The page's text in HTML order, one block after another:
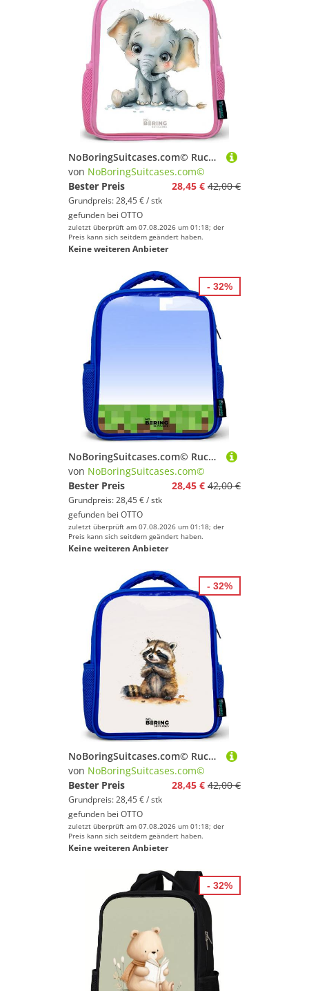
NoBoringSuitcases.com© Rucksack Rosa - Baby-Elefant, Kinderrucksack, Schulrucksack, Freizeitrucksack, Mädchen, Kindergarten
von NoBoringSuitcases.com©
Bester Preis
28,45 € 42,00 €
Grundpreis: 28,45 € / stk
gefunden bei OTTO
zuletzt überprüft am 07.08.2026 um 01:18; der
Preis kann sich seitdem geändert haben.
Keine weiteren Anbieter
NoBoringSuitcases.com© Rucksack Blau - Pixel-Welt, Kinderrucksack, Schulrucksack, Freizeitrucksack, Jungen, Kindergarten
von NoBoringSuitcases.com©
Bester Preis
28,45 € 42,00 €
Grundpreis: 28,45 € / stk
gefunden bei OTTO
zuletzt überprüft am 07.08.2026 um 01:18; der
Preis kann sich seitdem geändert haben.
Keine weiteren Anbieter
- 32%
NoBoringSuitcases.com© Rucksack Blau - Waschbär - Aquarelle - Tiere, Kinderrucksack, Schulrucksack, Freizeitrucksack, Jungen, Kindergarten
von NoBoringSuitcases.com©
Bester Preis
28,45 € 42,00 €
Grundpreis: 28,45 € / stk
gefunden bei OTTO
zuletzt überprüft am 07.08.2026 um 01:18; der
Preis kann sich seitdem geändert haben.
Keine weiteren Anbieter
- 32%
- 32%